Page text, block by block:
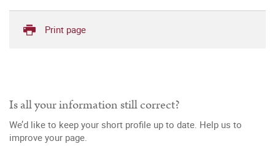
Print page
Is all your information still correct?
We’d like to keep your short profile up to date. Help us to
improve your page.